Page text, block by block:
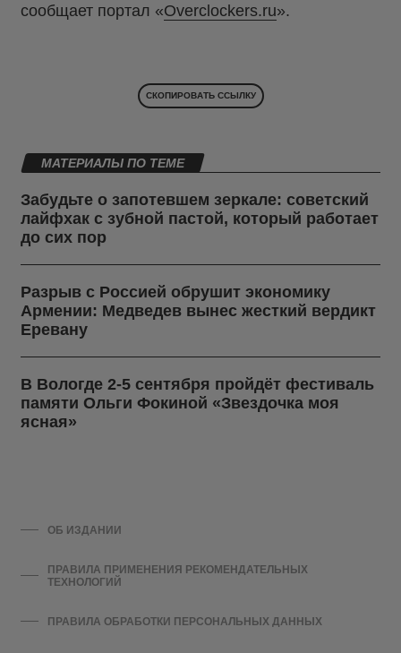
сообщает портал «Overclockers.ru».
СКОПИРОВАТЬ ССЫЛКУ
МАТЕРИАЛЫ ПО ТЕМЕ
Забудьте о запотевшем зеркале: советский
лайфхак с зубной пастой, который работает
до сих пор
Разрыв с Россией обрушит экономику
Армении: Медведев вынес жесткий вердикт
Еревану
В Вологде 2-5 сентября пройдёт фестиваль
памяти Ольги Фокиной «Звездочка моя
ясная»
ОБ ИЗДАНИИ
ПРАВИЛА ПРИМЕНЕНИЯ РЕКОМЕНДАТЕЛЬНЫХ
ТЕХНОЛОГИЙ
ПРАВИЛА ОБРАБОТКИ ПЕРСОНАЛЬНЫХ ДАННЫХ